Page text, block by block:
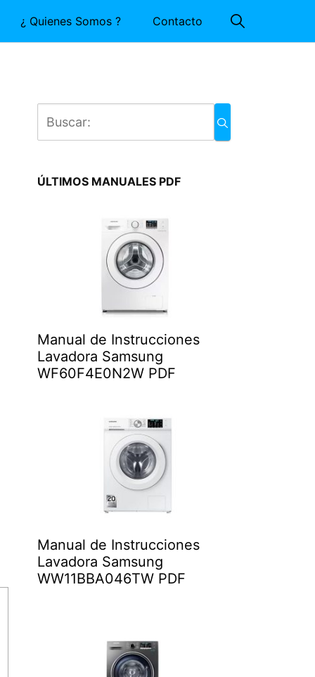
¿ Quienes Somos ? Contacto
ÚLTIMOS MANUALES PDF
Manual de Instrucciones
Lavadora Samsung
WF60F4E0N2W PDF
Manual de Instrucciones
Lavadora Samsung
WW11BBA046TW PDF